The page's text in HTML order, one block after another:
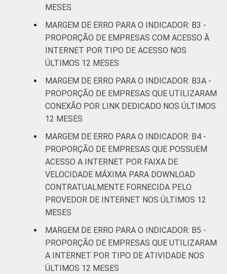
alimentação
Atividades
imobiliárias;
profissionais,
científicas e
técnicas;
administrativas
e serviços
complentares
3,8
Informação e
Comunicação
3,2
esporte e
recreação;
Outras
atividades de
3,1
MESES
MARGEM DE ERRO PARA O INDICADOR: B3 -
PROPORÇÃO DE EMPRESAS COM ACESSO À
INTERNET POR TIPO DE ACESSO NOS
ÚLTIMOS 12 MESES
MARGEM DE ERRO PARA O INDICADOR: B3A -
PROPORÇÃO DE EMPRESAS QUE UTILIZARAM
CONEXÃO POR LINK DEDICADO NOS ÚLTIMOS
12 MESES
MARGEM DE ERRO PARA O INDICADOR: B4 -
PROPORÇÃO DE EMPRESAS QUE POSSUEM
ACESSO A INTERNET POR FAIXA DE
VELOCIDADE MÁXIMA PARA DOWNLOAD
CONTRATUALMENTE FORNECIDA PELO
PROVEDOR DE INTERNET NOS ÚLTIMOS 12
MESES
MARGEM DE ERRO PARA O INDICADOR: B5 -
PROPORÇÃO DE EMPRESAS QUE UTILIZARAM
A INTERNET POR TIPO DE ATIVIDADE NOS
ÚLTIMOS 12 MESES